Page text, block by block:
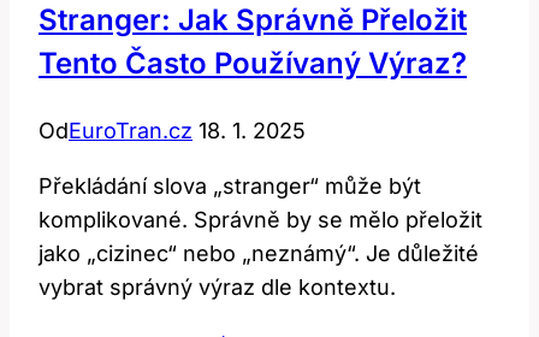
Stranger: Jak Správně Přeložit
Tento Často Používaný Výraz?
OdEuroTran.cz 18. 1. 2025
Překládání slova „stranger“ může být
komplikované. Správně by se mělo přeložit
jako „cizinec“ nebo „neznámý“. Je důležité
vybrat správný výraz dle kontextu.